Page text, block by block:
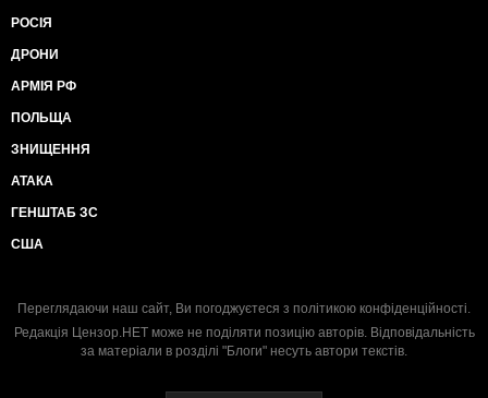
РОСІЯ
ДРОНИ
АРМІЯ РФ
ПОЛЬЩА
ЗНИЩЕННЯ
АТАКА
ГЕНШТАБ ЗС
США
Переглядаючи наш сайт, Ви погоджуєтеся з політикою конфіденційності.
Редакція Цензор.НЕТ може не поділяти позицію авторів. Відповідальність
за матеріали в розділі "Блоги" несуть автори текстів.